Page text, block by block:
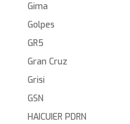
Gima
Golpes
GR5
Gran Cruz
Grisi
GSN
HAICUIER PDRN